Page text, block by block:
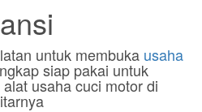
untuk membuka usaha
siap pakai untuk
usaha cuci motor di